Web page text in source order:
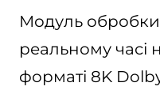
Модуль обробки
реальному часі
форматі 8K